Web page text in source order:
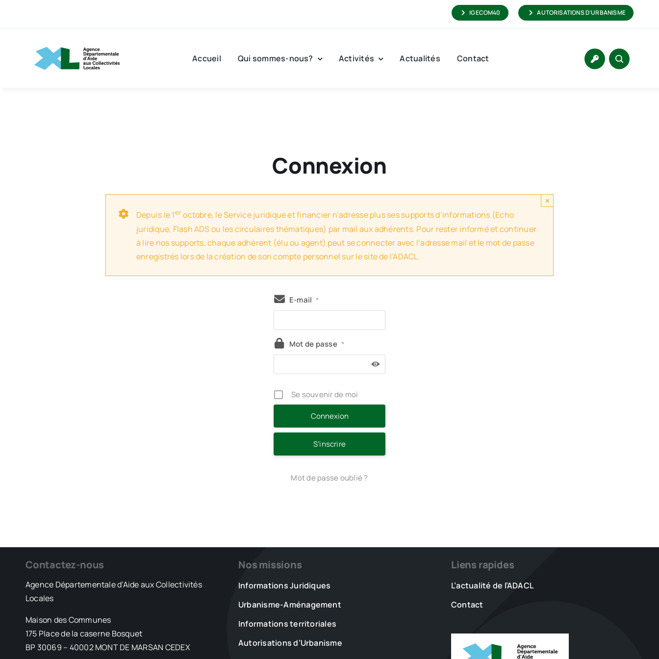
IGECOM40 AUTORISATIONS D’URBANISME
Accueil Qui sommes-nous? Activités Actualités Contact
Connexion
Depuis le 1eroctobre, le Service juridique et financier n’adresse plus ses supports d’informations (Echo
juridique, Flash ADS ou les circulaires thématiques) par mail aux adhérents. Pour rester informé et continuer
à lire nos supports, chaque adhérent (élu ou agent) peut se connecter avec l’adresse mail et le mot de passe
enregistrés lors de la création de son compte personnel sur le site de l’ADACL.
×
E-mail *
Mot de passe *
Se souvenir de moi
S’inscrire
Mot de passe oublié ?
Contactez-nous
Agence Départementale d’Aide aux Collectivités
Locales
Maison des Communes
175 Place de la caserne Bosquet
BP 30069 – 40002 MONT DE MARSAN CEDEX
Nos missions
Informations Juridiques
Urbanisme-Aménagement
Informations territoriales
Autorisations d’Urbanisme
Liens rapides
L’actualité de l’ADACL
Contact